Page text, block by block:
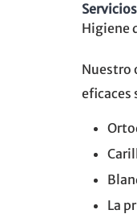
Higiene
Nuestro
eficaces
La